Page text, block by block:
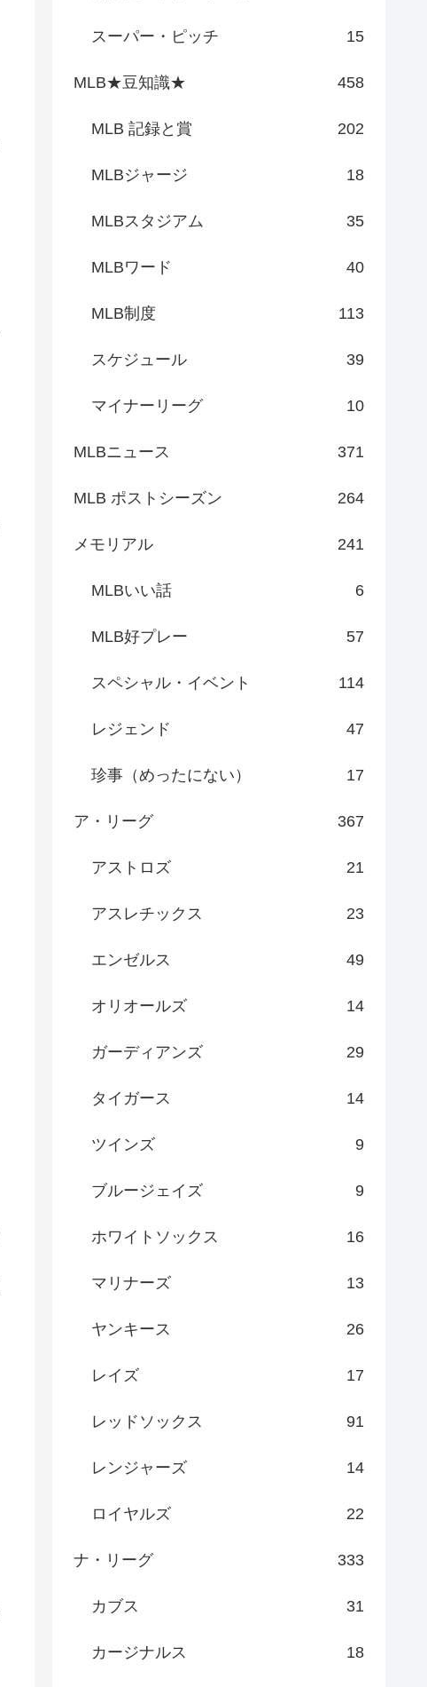
スーパー・ピッチ 15
MLB★豆知識★ 458
MLB 記録と賞 202
MLBジャージ 18
MLBスタジアム 35
MLBワード 40
MLB制度 113
スケジュール 39
マイナーリーグ 10
MLBニュース 371
MLB ポストシーズン 264
メモリアル 241
MLBいい話 6
MLB好プレー 57
スペシャル・イベント 114
レジェンド 47
珍事（めったにない） 17
ア・リーグ 367
アストロズ 21
アスレチックス 23
エンゼルス 49
オリオールズ 14
ガーディアンズ 29
タイガース 14
ツインズ 9
ブルージェイズ 9
ホワイトソックス 16
マリナーズ 13
ヤンキース 26
レイズ 17
レッドソックス 91
レンジャーズ 14
ロイヤルズ 22
ナ・リーグ 333
カブス 31
カージナルス 18